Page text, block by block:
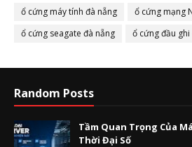
ổ cứng máy tính đà nẵng
ổ cứng mạng
ổ cứng seagate đà nẵng
ổ cứng đầu
Random Posts
Tầm Quan Trọng Của
Thời Đại Số